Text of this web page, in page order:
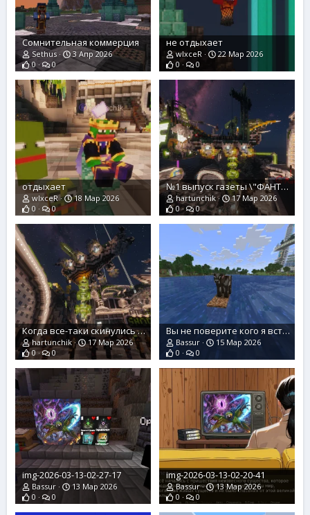
Сомнительная коммерция
Sethus
3 Апр 2026
0
0
не отдыхает
wlxceR
22 Мар 2026
0
0
отдыхает
wlxceR
18 Мар 2026
0
0
№1 выпуск газеты \"ФАНТАСТИЧЕСКАЯ ПРАВДА\" НЛО и Г-МЭН?!
hartunchik
17 Мар 2026
0
0
Когда все-таки скинулись с пацанами на четырку и теперь стоите и любуетесь ею
hartunchik
17 Мар 2026
0
0
Вы не поверите кого я встретил рядом со спавном Омеги
Bassur
15 Мар 2026
0
0
img-2026-03-13-02-27-17
Bassur
13 Мар 2026
0
0
img-2026-03-13-02-20-41
Bassur
13 Мар 2026
0
0